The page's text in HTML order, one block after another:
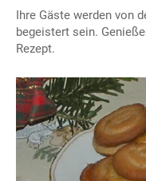
Ihre Gäste werden von
begeistert sein.
Rezept.